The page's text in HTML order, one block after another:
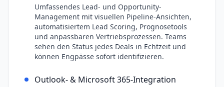
Umfassendes Lead- und Opportunity-
Management mit visuellen Pipeline-Ansichten,
automatisiertem Lead Scoring, Prognosetools
und anpassbaren Vertriebsprozessen. Teams
sehen den Status jedes Deals in Echtzeit und
können Engpässe sofort identifizieren.
Outlook- & Microsoft 365-Integration